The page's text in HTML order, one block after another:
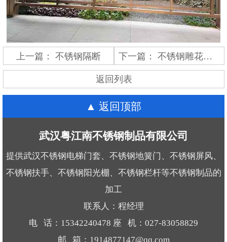
上一篇： 不锈钢隔断 下一篇：不锈钢雕花屏风
返回列表
返回顶部
武汉粤江南不锈钢制品有限公司
提供武汉不锈钢电梯门套、不锈钢地簧门、不锈钢屏风、
不锈钢扶手、不锈钢阳光棚、不锈钢栏杆等不锈钢制品的
加工
联系人：程经理
电 话：15342240478 座 机：027-83058829
邮 箱：1914877147@qq.com